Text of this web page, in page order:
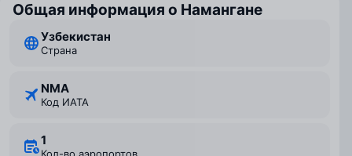
Общая информация о Намангане
Узбекистан
Страна
NMA
Код ИАТА
1